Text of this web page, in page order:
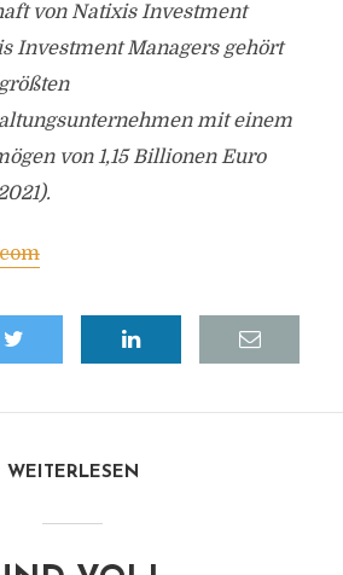
von Natixis Investment
Investment Managers gehört
mit einem
von 1,15 Billionen Euro
WEITERLESEN